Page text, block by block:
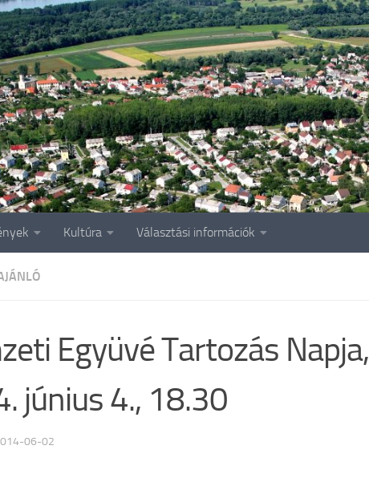
Kultúra Választási információk
Együvé Tartozás Napja,
június 4., 18.30
06-02